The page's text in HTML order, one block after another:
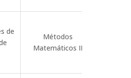
de
Métodos
Matemáticos II